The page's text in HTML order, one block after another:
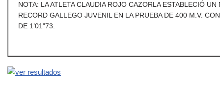
NOTA: LA ATLETA CLAUDIA ROJO CAZORLA ESTABLECIÓ UN
RECORD GALLEGO JUVENIL EN LA PRUEBA DE 400 M.V.
DE 1’01”73.